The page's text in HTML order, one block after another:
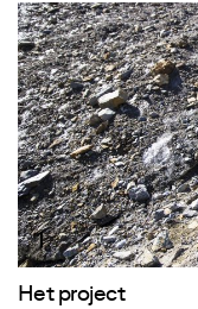
1
Het project